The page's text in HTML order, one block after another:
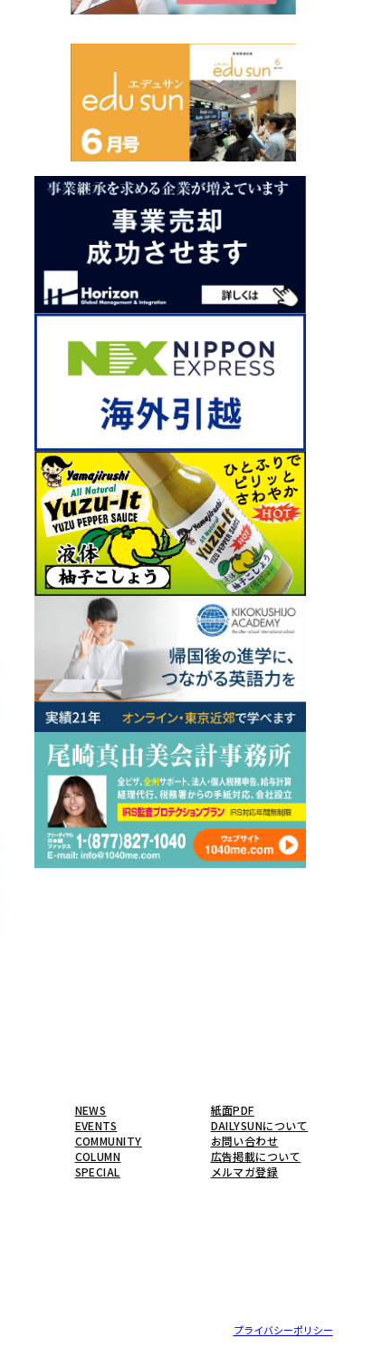
NEWS
EVENTS
COMMUNITY
COLUMN
SPECIAL
紙面PDF
DAILYSUNについて
お問い合わせ
広告掲載について
メルマガ登録
プライバシーポリシー